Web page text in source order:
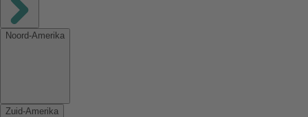
Noord-Amerika
Zuid-Amerika